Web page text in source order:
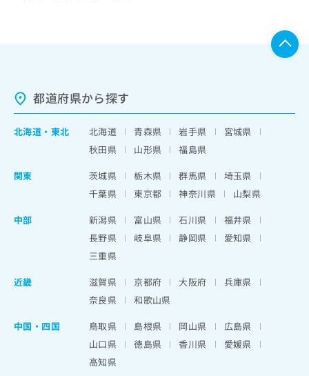
都道府県から探す
北海道 ・ 東北 北海道 青森県 岩手県
宮城県
秋田県
山形県
福島県
関東
茨城県 栃木県 群馬県
埼玉県
千葉県
東京都 神奈川県
山梨県
中部
新潟県 富山県 石川県
福井県
長野県
岐阜県 静岡県
愛知県
三重県
近畿
滋賀県 京都府 大阪府
兵庫県
奈良県
和歌山県
中国・四国
鳥取県 島根県 岡山県
広島県
山口県
徳島県 香川県
愛媛県
高知県